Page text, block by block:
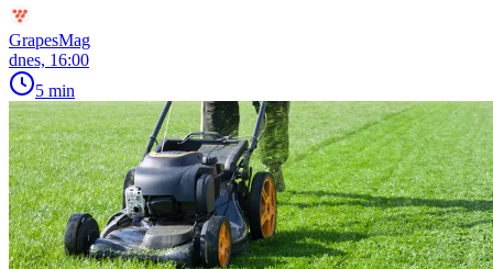
GrapesMag
dnes, 16:00
5 min